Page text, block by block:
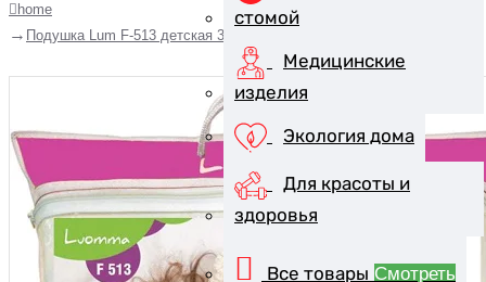
стомой
Медицинские
изделия
Экология дома
Для красоты и
здоровья
Все товары Смотреть
home
Подушка Lum F-513 детская 35*55